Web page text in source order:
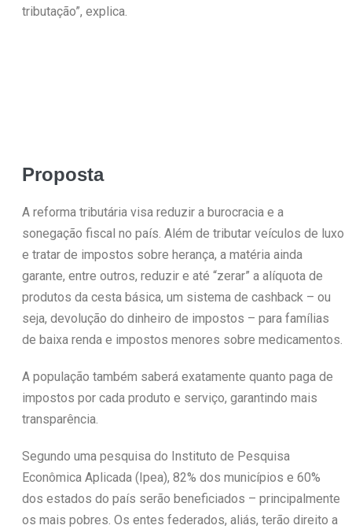
tributação”, explica.
Proposta
A reforma tributária visa reduzir a burocracia e a
sonegação fiscal no país. Além de tributar veículos de luxo
e tratar de impostos sobre herança, a matéria ainda
garante, entre outros, reduzir e até “zerar” a alíquota de
produtos da cesta básica, um sistema de cashback – ou
seja, devolução do dinheiro de impostos – para famílias
de baixa renda e impostos menores sobre medicamentos.
A população também saberá exatamente quanto paga de
impostos por cada produto e serviço, garantindo mais
transparência.
Segundo uma pesquisa do Instituto de Pesquisa
Econômica Aplicada (Ipea), 82% dos municípios e 60%
dos estados do país serão beneficiados – principalmente
os mais pobres. Os entes federados, aliás, terão direito a